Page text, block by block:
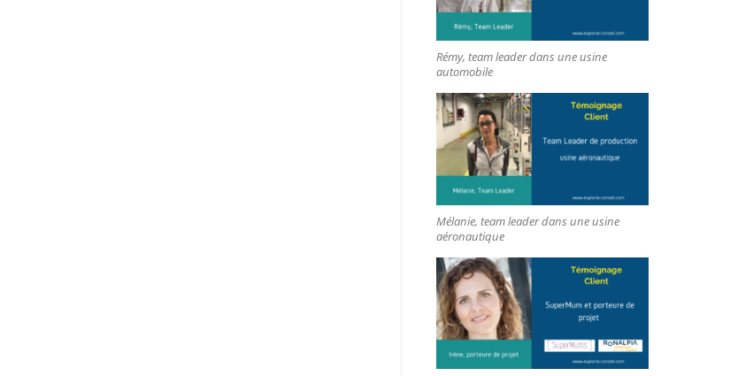
Rémy, team leader dans une usine
automobile
Mélanie, team leader dans une usine
aéronautique